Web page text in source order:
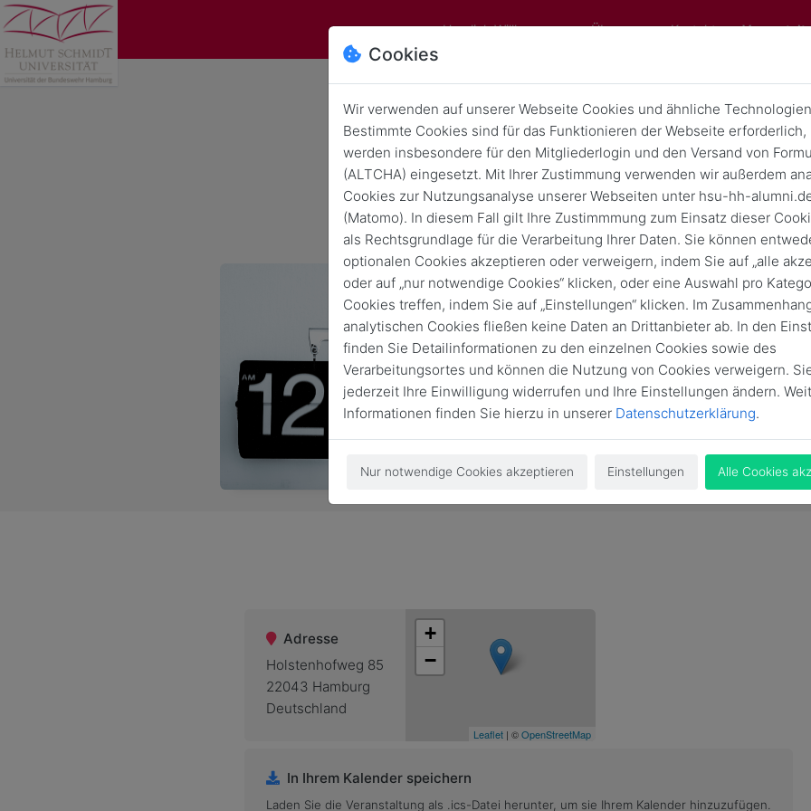
Herzlich Willkommen Über uns Kontakt
Hamburg
Save the date: Open-Campus
20. Juni 2026 von 10:00 17:00
Vergangene
Adresse
Holstenhofweg 85
22043 Hamburg
Deutschland
+
−
Leaflet | ©OpenStreetMap
In Ihrem Kalender speichern
Laden Sie die Veranstaltung als .ics-Datei herunter, um sie Ihrem Kalender hinzuzufügen.
Cookies
Wir verwenden auf unserer Webseite Cookies und ähnliche
Bestimmte Cookies sind für das Funktionieren der Webseite erforderlich,
werden insbesondere für den Mitgliederlogin und den Versand von
(ALTCHA) eingesetzt. Mit Ihrer Zustimmung verwenden wir außerdem
Cookies zur Nutzungsanalyse unserer Webseiten unter hsu-hh-
(Matomo). In diesem Fall gilt Ihre Zustimmmung zum Einsatz dieser
als Rechtsgrundlage für die Verarbeitung Ihrer Daten. Sie können
optionalen Cookies akzeptieren oder verweigern, indem Sie auf „alle
oder auf „nur notwendige Cookies“ klicken, oder eine Auswahl pro
Cookies treffen, indem Sie auf „Einstellungen“ klicken. Im
analytischen Cookies fließen keine Daten an Drittanbieter ab. In den
finden Sie Detailinformationen zu den einzelnen Cookies sowie des
Verarbeitungsortes und können die Nutzung von Cookies verweigern.
jederzeit Ihre Einwilligung widerrufen und Ihre Einstellungen ändern.
Informationen finden Sie hierzu in unserer Datenschutzerklärung.
Nur notwendige Cookies akzeptieren Einstellungen Alle Cookies